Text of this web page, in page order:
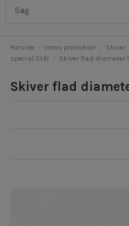
Forside Vores produkter Skiver
special Stål
Skiver flad diameter
Skiver flad